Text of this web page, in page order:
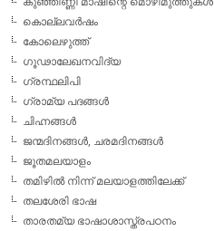
കൊല്ലവര്‍ഷം
കോലെഴുത്ത്
ഗൂഢാലേഖനവിദ്യ
ഗ്രന്ഥലിപി
ഗ്രാമ്യ പദങ്ങള്‍
ചിഹ്നങ്ങള്‍
ജന്മദിനങ്ങള്‍, ചരമദിനങ്ങള്‍
ജൂതമലയാളം
തമിഴില്‍ നിന്ന് മലയാളത്തിലേക്ക്
തലശേരി ഭാഷ
താരതമ്യ ഭാഷാശാസ്ത്രപഠനം